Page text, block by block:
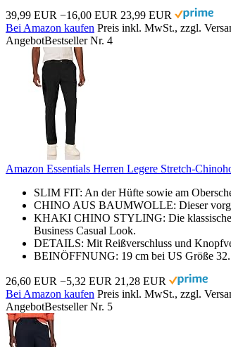
39,99 EUR −16,00 EUR 23,99 EUR
Bei Amazon kaufen Preis inkl. MwSt., zzgl.
AngebotBestseller Nr. 4
Amazon Essentials Herren Legere Stretch-
SLIM FIT: An der Hüfte sowie am
CHINO AUS BAUMWOLLE: Dieser
KHAKI CHINO STYLING: Die klassische
Business Casual Look.
DETAILS: Mit Reißverschluss und
BEINÖFFNUNG: 19 cm bei US Größe 32.
26,60 EUR −5,32 EUR 21,28 EUR
Bei Amazon kaufen Preis inkl. MwSt., zzgl.
AngebotBestseller Nr. 5